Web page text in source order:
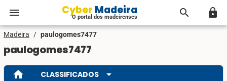
menu Cyber Madeira
O portal dos madeirenses search lock
Madeira / paulogomes7477
paulogomes7477
home CLASSIFICADOS arrow_drop_down